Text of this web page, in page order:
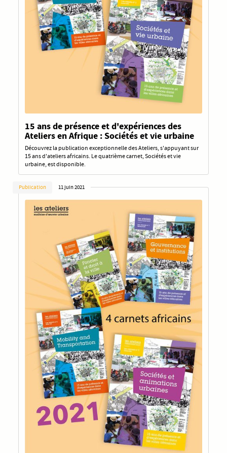
15 ans de présence et d'expériences des
Ateliers en Afrique : Sociétés et vie urbaine
Découvrez la publication exceptionnelle des Ateliers, s'appuyant sur
15 ans d'ateliers africains. Le quatrième carnet, Sociétés et vie
urbaine, est disponible.
Publication 11 juin 2021